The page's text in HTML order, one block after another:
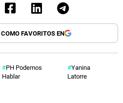
FAVORITOS EN
PH Podemos
Hablar
Yanina
Latorre